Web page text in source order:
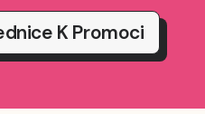
K Promoci